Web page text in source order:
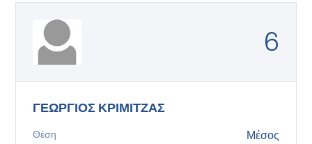
6
ΓΕΩΡΓΙΟΣ ΚΡΙΜΙΤΖΑΣ
Θέση Μέσος